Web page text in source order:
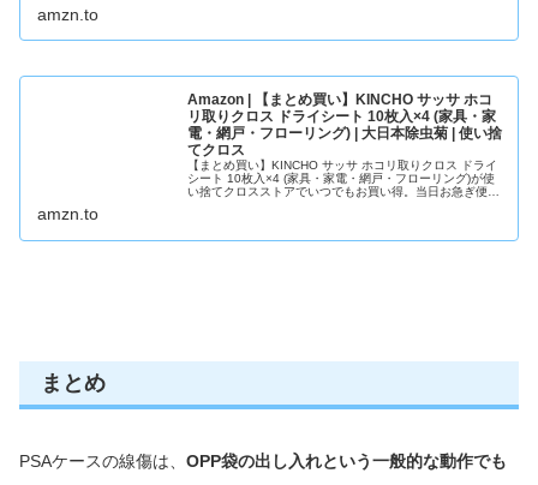
amzn.to
Amazon | 【まとめ買い】KINCHO サッサ ホコ
リ取りクロス ドライシート 10枚入×4 (家具・家
電・網戸・フローリング) | 大日本除虫菊 | 使い捨
てクロス
【まとめ買い】KINCHO サッサ ホコリ取りクロス ドライ
シート 10枚入×4 (家具・家電・網戸・フローリング)が使
い捨てクロスストアでいつでもお買い得。当日お急ぎ便対
amzn.to
まとめ
PSAケースの線傷は、 OPP袋の出し入れという一般的な動作でも